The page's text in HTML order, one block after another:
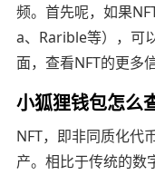
频。首先呢，如果
a、Rarible等），可
面，查看NFT的更多
小狐狸钱包怎么
NFT，即非同质化代
产。相比于传统的数